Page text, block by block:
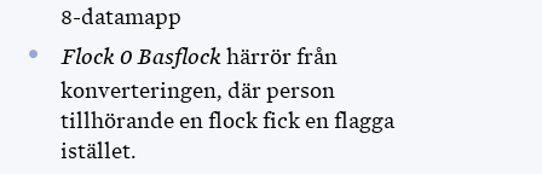
8-datamapp
Flock 0 Basflock härrör från
konverteringen, där person
tillhörande en flock fick en flagga
istället.